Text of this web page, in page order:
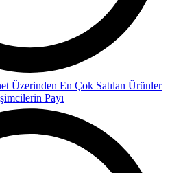
Üzerinden En Çok Satılan Ürünler
Payı